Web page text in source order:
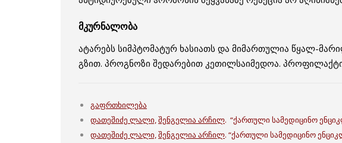
მკურნალობა
ატარებს სიმპტომატურ ხასიათს და მიმართულია წყალ-
გზით. პროგნოზი შედარებით კეთილსაიმედოა.
გაფრთხილება
დათეშიძე ლალი,შენგელია არჩილ. “ქართული სამედიცინო
დათეშიძე ლალი,შენგელია არჩილ. “ქართული სამედიცინო